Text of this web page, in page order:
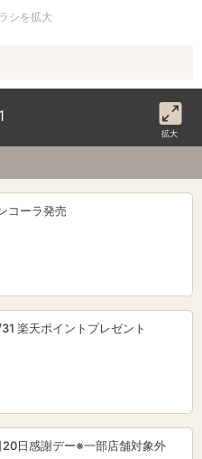
シを拡大
拡大
コーラ発売
楽天ポイントプレゼント
20日感謝デー※一部店舗対象外